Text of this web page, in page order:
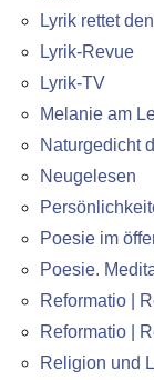
Lyrik rettet
Lyrik-Revue
Lyrik-TV
Melanie am
Naturgedicht
Neugelesen
Poesie im
Poesie.
Reformatio |
Reformatio |
Religion und